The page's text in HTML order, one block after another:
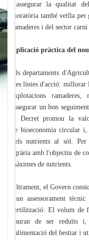
d'assegurar la qualitat
moratòria també vetlla
ramaderes i del sector
Aplicació pràctica del
Els departaments
tres línies d'acció: millorar
explotacions
assegurar un bon
el Decret promou la
de bioeconomia circular
dels nutrients al sòl.
agrària amb l'objectiu de
màximes de nutrients.
Altrament, el Govern
d'un assessorament
fertilització. El volum de
hauran de ser reduïts
l'alimentació del bestiar i